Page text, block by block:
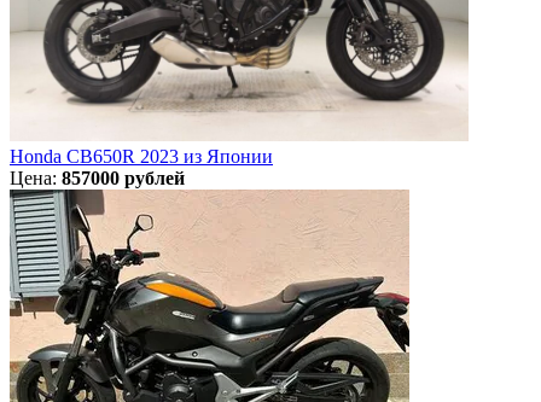
Honda CB650R 2023 из Японии
Цена: 857000 рублей